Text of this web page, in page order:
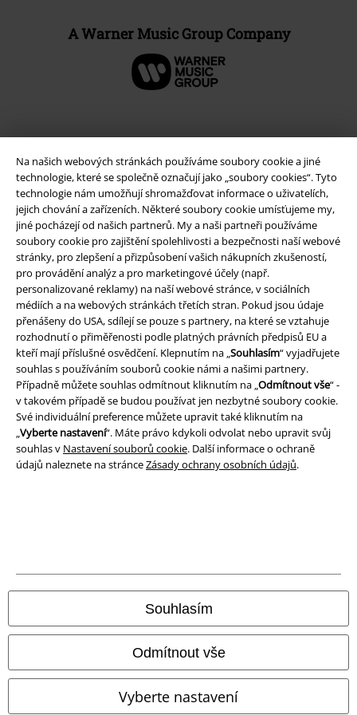
Na našich webových stránkách používáme soubory cookie a jiné
technologie, které se společně označují jako „soubory cookies“. Tyto
technologie nám umožňují shromažďovat informace o uživatelích,
jejich chování a zařízeních. Některé soubory cookie umísťujeme my,
jiné pocházejí od našich partnerů. My a naši partneři používáme
soubory cookie pro zajištění spolehlivosti a bezpečnosti naší webové
stránky, pro zlepšení a přizpůsobení vašich nákupních zkušeností,
pro provádění analýz a pro marketingové účely (např.
personalizované reklamy) na naší webové stránce, v sociálních
médiích a na webových stránkách třetích stran. Pokud jsou údaje
přenášeny do USA, sdílejí se pouze s partnery, na které se vztahuje
rozhodnutí o přiměřenosti podle platných právních předpisů EU a
kteří mají příslušné osvědčení. Klepnutím na „ Souhlasím“ vyjadřujete
souhlas s používáním souborů cookie námi a našimi partnery.
Případně můžete souhlas odmítnout kliknutím na „ Odmítnout vše“ -
v takovém případě se budou používat jen nezbytné soubory cookie.
Své individuální preference můžete upravit také kliknutím na
Vyberte nastavení“. Máte právo kdykoli odvolat nebo upravit svůj
souhlas v Nastavení souborů cookie. Další informace o ochraně
údajů naleznete na stránceZásady ochrany osobních údajů.
Souhlasím
Odmítnout vše
Vyberte nastavení
A Warner Music Group Company
Právní informace
Podmínky
Prohlášení
Ochrana osobních údajů
Likvidace odpadu a ochrana životního prostředí
Prohlášení o shodě
Informace o přístupnosti
Naše online obchody